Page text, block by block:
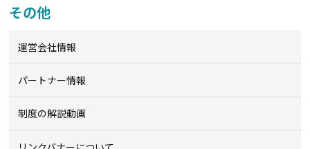
その他
運営会社情報
パートナー情報
制度の解説動画